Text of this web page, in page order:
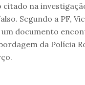
na
Segundo a PF,
documento
da Polícia